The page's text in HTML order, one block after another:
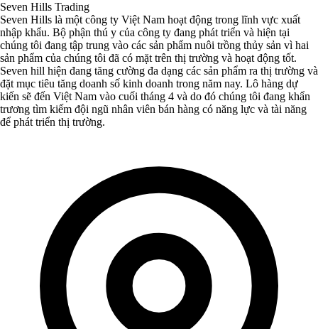
Seven Hills Trading
Seven Hills là một công ty Việt Nam hoạt động trong lĩnh vực xuất
nhập khẩu. Bộ phận thú y của công ty đang phát triển và hiện tại
chúng tôi đang tập trung vào các sản phẩm nuôi trồng thủy sản vì hai
sản phẩm của chúng tôi đã có mặt trên thị trường và hoạt động tốt.
Seven hill hiện đang tăng cường đa dạng các sản phẩm ra thị trường và
đặt mục tiêu tăng doanh số kinh doanh trong năm nay. Lô hàng dự
kiến ​​sẽ đến Việt Nam vào cuối tháng 4 và do đó chúng tôi đang khẩn
trương tìm kiếm đội ngũ nhân viên bán hàng có năng lực và tài năng
để phát triển thị trường.